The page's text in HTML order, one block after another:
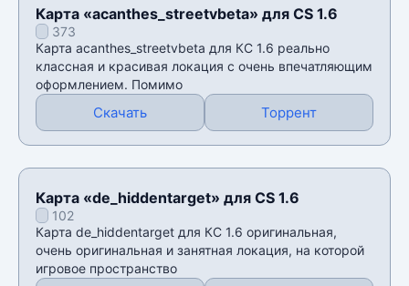
Карта «acanthes_streetvbeta» для CS 1.6
373
Карта acanthes_streetvbeta для КС 1.6 реально
классная и красивая локация с очень впечатляющим
оформлением. Помимо
Скачать Торрент
Карта «de_hiddentarget» для CS 1.6
102
Карта de_hiddentarget для КС 1.6 оригинальная,
очень оригинальная и занятная локация, на которой
игровое пространство